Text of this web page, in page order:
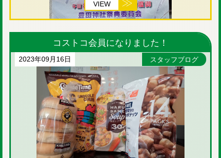
VIEW
コストコ会員になりました！
2023年09月16日 スタッフブログ